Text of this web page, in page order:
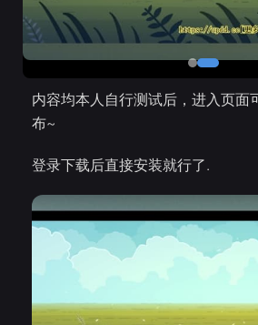
内容均本人自行测试后，进入页面
布~
登录下载后直接安装就行了.